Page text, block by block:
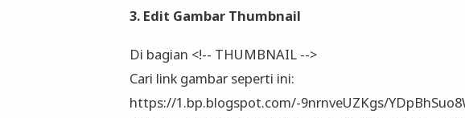
3. Edit Gambar Thumbnail
Di bagian <!-- THUMBNAIL -->
Cari link gambar seperti ini:
https://1.bp.blogspot.com/-9nrnveUZKgs/